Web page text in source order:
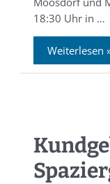
18:30 Uhr in …
Weiterlesen